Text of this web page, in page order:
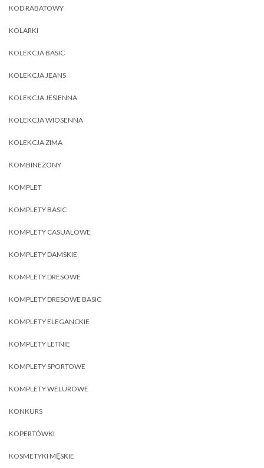
KOD RABATOWY
KOLARKI
KOLEKCJA BASIC
KOLEKCJA JEANS
KOLEKCJA JESIENNA
KOLEKCJA WIOSENNA
KOLEKCJA ZIMA
KOMBINEZONY
KOMPLET
KOMPLETY BASIC
KOMPLETY CASUALOWE
KOMPLETY DAMSKIE
KOMPLETY DRESOWE
KOMPLETY DRESOWE BASIC
KOMPLETY ELEGANCKIE
KOMPLETY LETNIE
KOMPLETY SPORTOWE
KOMPLETY WELUROWE
KONKURS
KOPERTÓWKI
KOSMETYKI MĘSKIE